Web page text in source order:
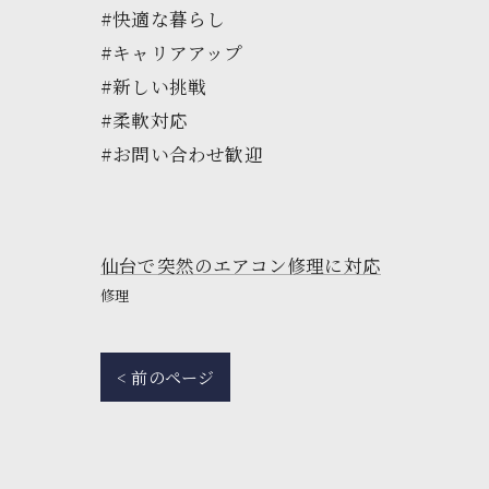
#快適な暮らし
#キャリアアップ
#新しい挑戦
#柔軟対応
#お問い合わせ歓迎
仙台で突然のエアコン修理に対応
修理
< 前のページ